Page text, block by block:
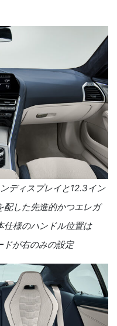
ディスプレイと12.3イン
配した先進的かつエレガ
仕様のハンドル位置は
ドが右のみの設定